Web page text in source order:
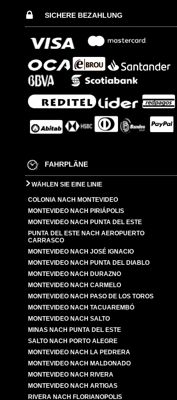
SICHERE BEZAHLUNG
FAHRPLÄNE
WÄHLEN SIE EINE LINIE
COLONIA NACH MONTEVIDEO
MONTEVIDEO NACH PIRIÁPOLIS
MONTEVIDEO NACH PUNTA DEL ESTE
PUNTA DEL ESTE NACH AEROPUERTO
CARRASCO
MONTEVIDEO NACH JOSÉ IGNACIO
MONTEVIDEO NACH PUNTA DEL DIABLO
MONTEVIDEO NACH DURAZNO
MONTEVIDEO NACH CARMELO
MONTEVIDEO NACH PASO DE LOS TOROS
MONTEVIDEO NACH TACUAREMBÓ
MONTEVIDEO NACH SALTO
MINAS NACH PUNTA DEL ESTE
SALTO NACH PORTO ALEGRE
MONTEVIDEO NACH LA PEDRERA
MONTEVIDEO NACH MALDONADO
MONTEVIDEO NACH RIVERA
MONTEVIDEO NACH ARTIGAS
RIVERA NACH FLORIANOPOLIS